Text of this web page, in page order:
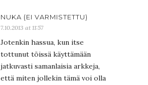
NUKA (EI VARMISTETTU)
7.10.2013 at 11:57
Jotenkin hassua, kun itse
tottunut töissä käyttämään
jatkuvasti samanlaisia arkkeja,
että miten jollekin tämä voi olla